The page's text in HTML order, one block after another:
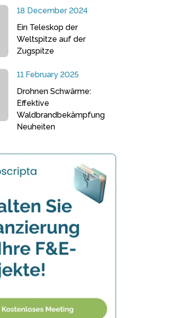
18 December 2024
Ein Teleskop der
Weltspitze auf der
Zugspitze
11 February 2025
Drohnen Schwärme:
Effektive
Waldbrandbekämpfung
Neuheiten